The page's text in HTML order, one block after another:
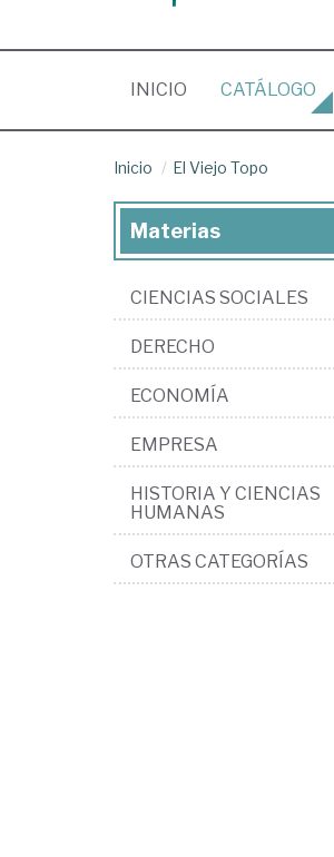
INICIO (CURRENT)
CATÁLOGO
Inicio El Viejo Topo
Materias
CIENCIAS SOCIALES
DERECHO
ECONOMÍA
EMPRESA
HISTORIA Y CIENCIAS
HUMANAS
OTRAS CATEGORÍAS